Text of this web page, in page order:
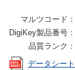
マルツコード：
DigiKey製品番号：
品質ランク：
データシート